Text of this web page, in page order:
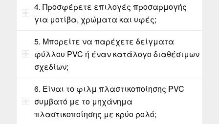
4. Προσφέρετε επιλογές προσαρμογής
για μοτίβα, χρώματα και υφές;
5. Μπορείτε να παρέχετε δείγματα
φύλλου PVC ή έναν κατάλογο διαθέσιμων
σχεδίων;
6. Είναι το φιλμ πλαστικοποίησης PVC
συμβατό με το μηχάνημα
πλαστικοποίησης με κρύο ρολό;